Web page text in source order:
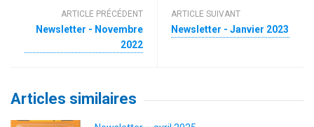
ARTICLE PRÉCÉDENT
Newsletter - Novembre
2022
ARTICLE SUIVANT
Newsletter - Janvier 2023
Articles similaires